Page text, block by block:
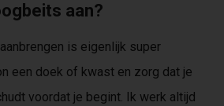
aan?
is eigenlijk super
een doek of kwast en zorg dat je
voordat je begint. Ik werk altijd